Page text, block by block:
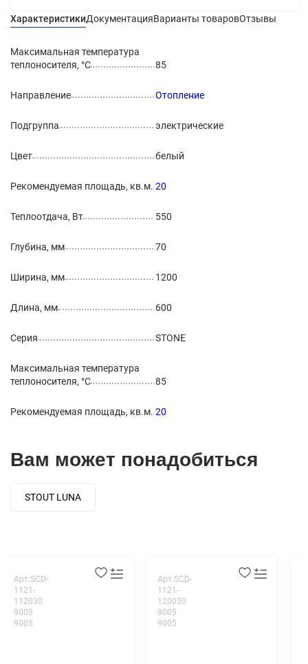
ХарактеристикиДокументацияВарианты товаровОтзывы
Максимальная температура
теплоносителя, °С
85
Направление Отопление
Подгруппа электрические
Цвет белый
Рекомендуемая площадь, кв.м. 20
Теплоотдача, Вт 550
Глубина, мм 70
Ширина, мм 1200
Длина, мм 600
Серия STONE
Максимальная температура
теплоносителя, °С
85
Рекомендуемая площадь, кв.м. 20
Вам может понадобиться
STOUT LUNA
Арт.SCD-
1121-
112030
9005
9005
Арт.SCD-
1121-
120030
9005
9005